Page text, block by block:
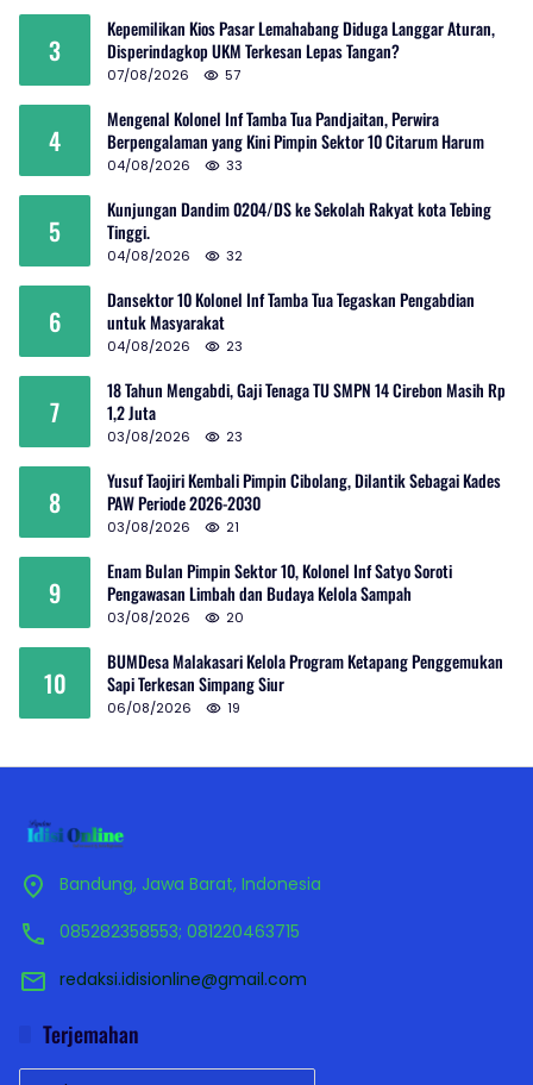
3
Kepemilikan Kios Pasar Lemahabang Diduga Langgar Aturan,
Disperindagkop UKM Terkesan Lepas Tangan?
07/08/2026 57
4
Mengenal Kolonel Inf Tamba Tua Pandjaitan, Perwira
Berpengalaman yang Kini Pimpin Sektor 10 Citarum Harum
04/08/2026 33
5
Kunjungan Dandim 0204/DS ke Sekolah Rakyat kota Tebing
Tinggi.
04/08/2026 32
6
Dansektor 10 Kolonel Inf Tamba Tua Tegaskan Pengabdian
untuk Masyarakat
04/08/2026 23
7
18 Tahun Mengabdi, Gaji Tenaga TU SMPN 14 Cirebon Masih Rp
1,2 Juta
03/08/2026 23
8
Yusuf Taojiri Kembali Pimpin Cibolang, Dilantik Sebagai Kades
PAW Periode 2026-2030
03/08/2026 21
9
Enam Bulan Pimpin Sektor 10, Kolonel Inf Satyo Soroti
Pengawasan Limbah dan Budaya Kelola Sampah
03/08/2026 20
10
BUMDesa Malakasari Kelola Program Ketapang Penggemukan
Sapi Terkesan Simpang Siur
06/08/2026 19
Bandung, Jawa Barat, Indonesia
085282358553; 081220463715
redaksi.idisionline@gmail.com
Terjemahan